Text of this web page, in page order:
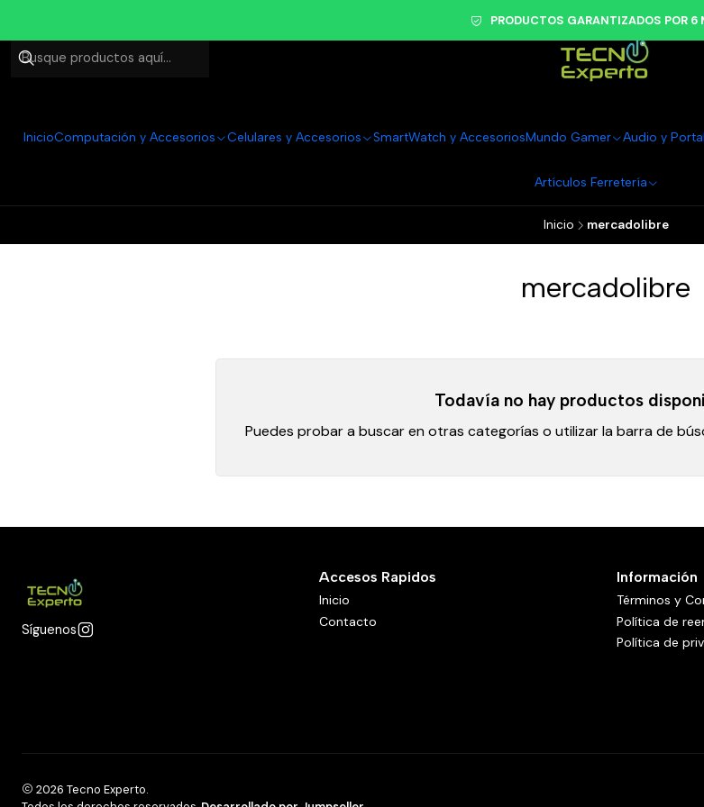
InicioComputación y Accesorios Celulares y Accesorios SmartWatch y AccesoriosMundo Gamer Audio y
Artículos Ferretería
PRODUCTOS GARANTIZADOS POR 6
Inicio mercadolibre
mercadolibre
Todavía no hay productos
Puedes probar a buscar en otras categorías o utilizar la barra de
Síguenos
Accesos Rapidos
Inicio
Contacto
Información
Términos y
Política de
Política de
2026 Tecno Experto.